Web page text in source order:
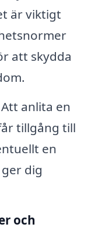
är viktigt
att skydda
Att anlita en
tillgång till
en
dig
och